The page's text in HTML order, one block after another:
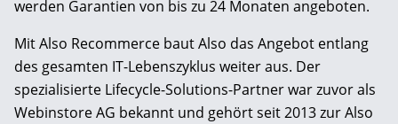
werden Garantien von bis zu 24 Monaten angeboten.
Mit Also Recommerce baut Also das Angebot entlang
des gesamten IT-Lebenszyklus weiter aus. Der
spezialisierte Lifecycle-Solutions-Partner war zuvor als
Webinstore AG bekannt und gehört seit 2013 zur Also